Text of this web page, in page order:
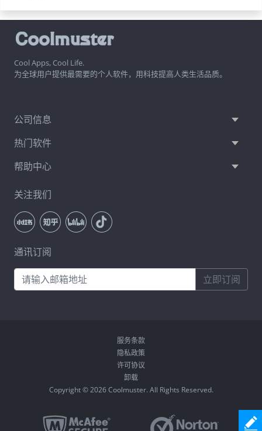
Cool Apps, Cool Life.
为全球用户提供最需要的个人软件，用科技提高人类生活品质。
公司信息
热门软件
帮助中心
关注我们
通讯订阅
立即订阅
服务条款
隐私政策
许可协议
卸载
Copyright © 2026 Coolmuster. All Rights Reserved.